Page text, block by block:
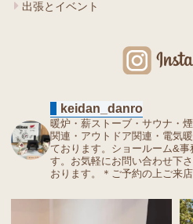
出張とイベント
keidan_danro
暖炉・薪ストーブ・サウナ・
関連・アウトドア関連・電気
ております。ショールーム&
す。お気軽にお問い合わせ下
おります。＊ご予約の上ご来